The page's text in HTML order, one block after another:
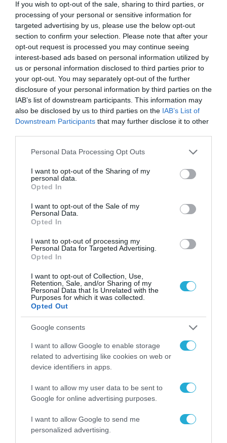
If you wish to opt-out of the sale, sharing to third parties, or
processing of your personal or sensitive information for
targeted advertising by us, please use the below opt-out
section to confirm your selection. Please note that after your
opt-out request is processed you may continue seeing
interest-based ads based on personal information utilized by
us or personal information disclosed to third parties prior to
your opt-out. You may separately opt-out of the further
disclosure of your personal information by third parties on the
IAB’s list of downstream participants. This information may
also be disclosed by us to third parties on the IAB’s List of
Downstream Participants that may further disclose it to other
Please note that this website/app uses one or more Google
not limited to your visit or usage behaviour. You may click to
grant or deny consent to Google and its third-party tags to
use your data for below specified purposes in below Google
consent section.
Personal Data Processing Opt Outs
I want to opt-out of the Sharing of my
personal data.
Opted In
I want to opt-out of the Sale of my
Personal Data.
Opted In
I want to opt-out of processing my
Personal Data for Targeted Advertising.
Opted In
I want to opt-out of Collection, Use,
Retention, Sale, and/or Sharing of my
Personal Data that Is Unrelated with the
Purposes for which it was collected.
Opted Out
Google consents
I want to allow Google to enable storage
related to advertising like cookies on web or
device identifiers in apps.
I want to allow my user data to be sent to
Google for online advertising purposes.
I want to allow Google to send me
personalized advertising.
κινηθούν κοντά στο 3%, κυρίως λόγω της
αναμενόμενης αύξησης των επενδύσεων.
TAGS:
EUROBANK ΟΙΚΟΝΟΜΙΑ
ΤΑΜΕΙΟ
ΧΡΗΜΑΤΟΠΙΣΤΩΤΙΚΗΣ
ΣΤΑΘΕΡΟΤΗΤΑΣ (ΤΧΣ)
ΡΟΗ ΕΙΔΗΣΕΩΝ